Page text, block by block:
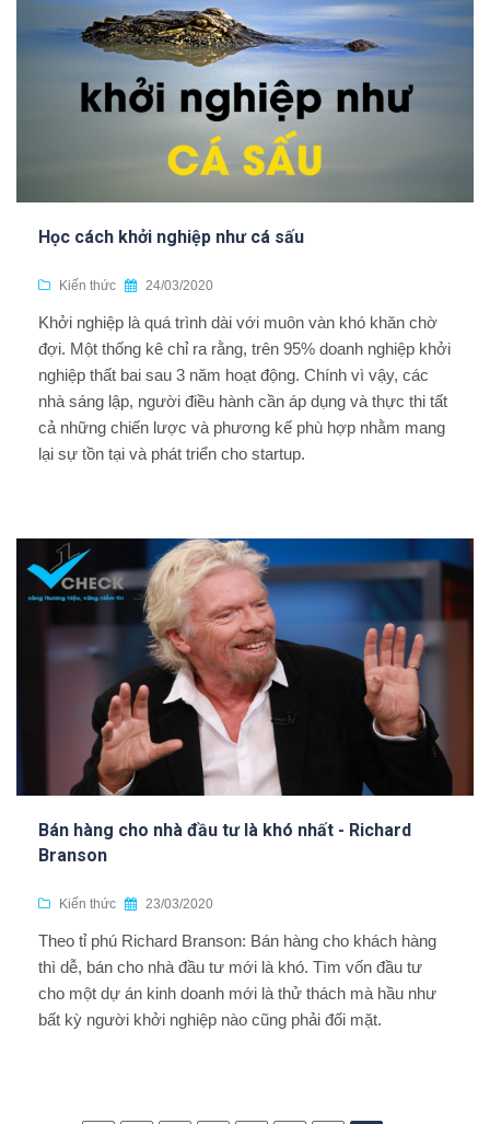
Học cách khởi nghiệp như cá sấu
Kiến thức 24/03/2020
Khởi nghiệp là quá trình dài với muôn vàn khó khăn chờ
đợi. Một thống kê chỉ ra rằng, trên 95% doanh nghiệp khởi
nghiệp thất bai sau 3 năm hoạt động. Chính vì vậy, các
nhà sáng lập, người điều hành cần áp dụng và thực thi tất
cả những chiến lược và phương kế phù hợp nhằm mang
lại sự tồn tại và phát triển cho startup.
Bán hàng cho nhà đầu tư là khó nhất - Richard
Branson
Kiến thức 23/03/2020
Theo tỉ phú Richard Branson: Bán hàng cho khách hàng
thì dễ, bán cho nhà đầu tư mới là khó. Tìm vốn đầu tư
cho một dự án kinh doanh mới là thử thách mà hầu như
bất kỳ người khởi nghiệp nào cũng phải đối mặt.